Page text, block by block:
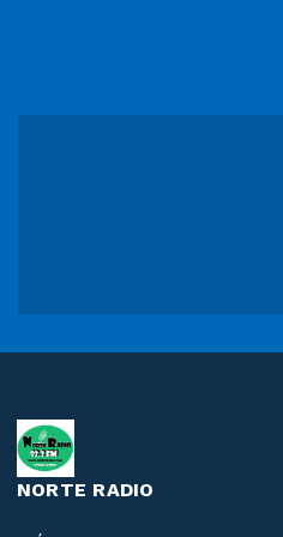
NORTE RADIO